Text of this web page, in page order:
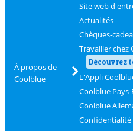
À propos de
Coolblue
Site web
Actualités
Chèques-
Travailler chez
Découvrez
L'Appli
Coolblue Pays-
Coolblue
Confidentialité